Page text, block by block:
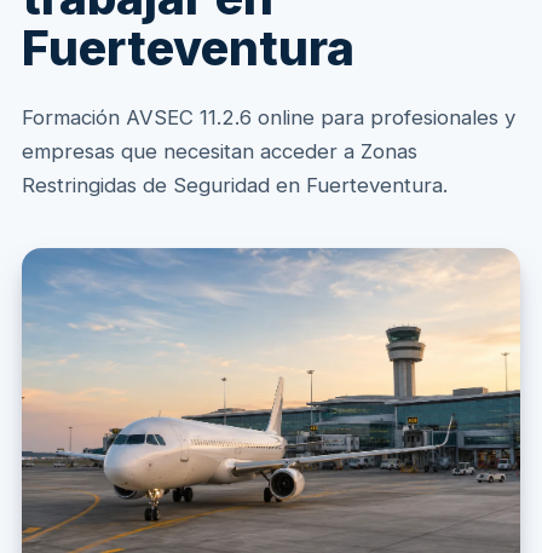
Fuerteventura
Formación AVSEC 11.2.6 online para profesionales y
empresas que necesitan acceder a Zonas
Restringidas de Seguridad en Fuerteventura.